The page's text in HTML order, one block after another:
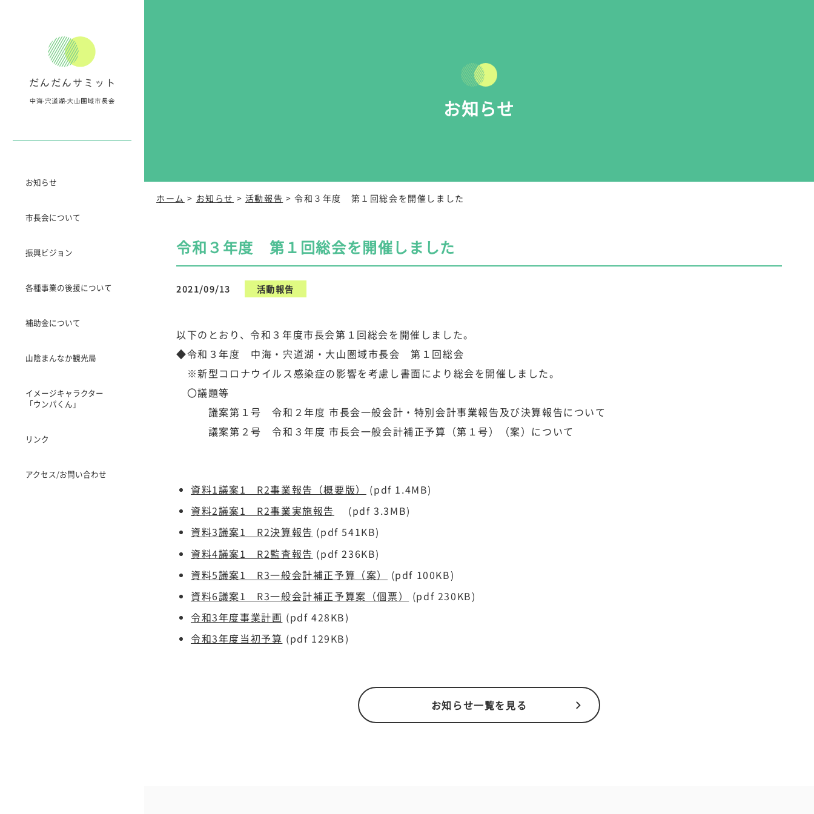
お知らせ
市長会について
振興ビジョン
各種事業の後援について
補助金について
山陰まんなか観光局
イメージキャラクター
「ウンパくん」
リンク
アクセス/お問い合わせ
お知らせ
ホーム > お知らせ > 活動報告 > 令和３年度 第１回総会を開催しました
令和３年度 第１回総会を開催しました
2021/09/13 活動報告
以下のとおり、令和３年度市長会第１回総会を開催しました。
◆令和３年度 中海・宍道湖・大山圏域市長会 第１回総会
※新型コロナウイルス感染症の影響を考慮し書面により総会を開催しました。
〇議題等
議案第１号 令和２年度 市長会一般会計・特別会計事業報告及び決算報告について
議案第２号 令和３年度 市長会一般会計補正予算（第１号）（案）について
資料1議案1 R2事業報告（概要版）
(pdf 1.4MB)
資料2議案1 R2事業実施報告
(pdf 3.3MB)
資料3議案1 R2決算報告 (pdf 541KB)
資料4議案1 R2監査報告 (pdf 236KB)
資料5議案1 R3一般会計補正予算（案）
(pdf 100KB)
資料6議案1 R3一般会計補正予算案（個票）
(pdf 230KB)
令和3年度事業計画 (pdf 428KB)
令和3年度当初予算 (pdf 129KB)
お知らせ一覧を見る